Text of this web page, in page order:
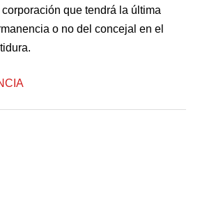
que tendrá la última
o no del concejal en el